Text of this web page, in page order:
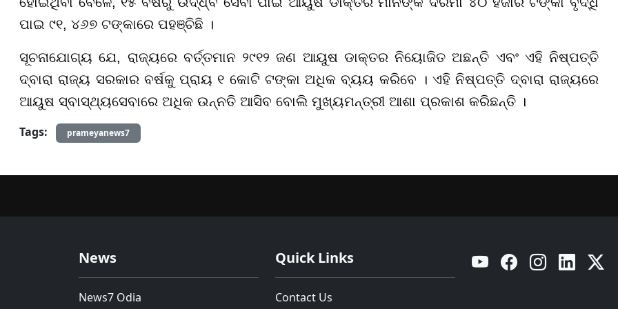
ପାଇ ୯୧, ୪୬୭ ଟଙ୍କାରେ ପହଞ୍ଚିଛି ।
ସୂଚନାଯୋଗ୍ୟ ଯେ, ରାଜ୍ୟରେ ବର୍ତ୍ତମାନ ୨୯୧୨ ଜଣ ଆୟୁଷ ଡାକ୍ତର ନିୟୋଜିତ ଅଛନ୍ତି ଏବଂ ଏହି ନିଷ୍ପତ୍ତି
ଦ୍ବାରା ରାଜ୍ୟ ସରକାର ବର୍ଷକୁ ପ୍ରାୟ ୧ କୋଟି ଟଙ୍କା ଅଧିକ ବ୍ୟୟ କରିବେ । ଏହି ନିଷ୍ପତ୍ତି ଦ୍ବାରା ରାଜ୍ୟରେ
ଆୟୁଷ ସ୍ବାସ୍ଥ୍ୟସେବାରେ ଅଧିକ ଉନ୍ନତି ଆସିବ ବୋଲି ମୁଖ୍ୟମନ୍ତ୍ରୀ ଆଶା ପ୍ରକାଶ କରିଛନ୍ତି ।
Tags:
prameyanews7
News
News7 Odia
Quick Links
Contact Us
YouTube Facebook Instagram